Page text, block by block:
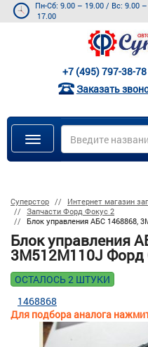
Пн-Сб: 9.00 – 19.00 / Вс: 9.00 –
17.00
+7 (495) 797-38-78
Заказать
Суперстор Интернет магазин
Запчасти Форд Фокус 2
Блок управления АБС 1468868,
Блок управления
3М512М110J Форд
ОСТАЛОСЬ 2 ШТУКИ
Для подбора аналога
1468868